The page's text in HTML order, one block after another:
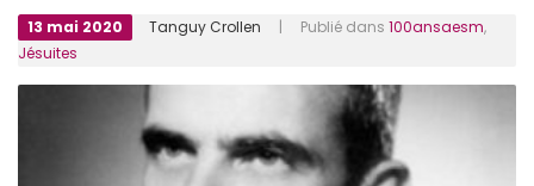
13 mai 2020 Tanguy Crollen | Publié dans 100ansaesm,
Jésuites